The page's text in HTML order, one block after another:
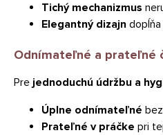
Tichý mechanizmus
Elegantný dizajn
Odnímateľné a prateľné
Pre jednoduchú údržbu a
Úplne odnímateľné
Prateľné v práčke pri